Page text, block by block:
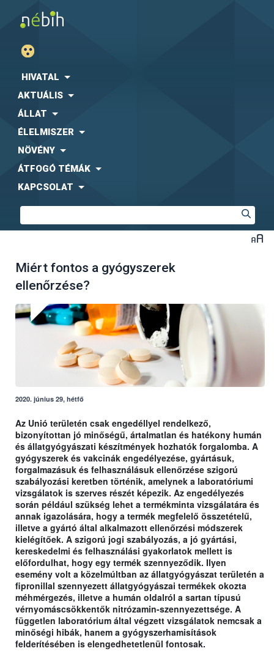
HIVATAL
AKTUÁLIS
ÁLLAT
ÉLELMISZER
NÖVÉNY
ÁTFOGÓ TÉMÁK
KAPCSOLAT
Miért fontos a gyógyszerek
ellenőrzése?
2020. június 29, hétfő
Az Unió területén csak engedéllyel rendelkező,
bizonyítottan jó minőségű, ártalmatlan és hatékony humán
és állatgyógyászati készítmények hozhatók forgalomba. A
gyógyszerek és vakcinák engedélyezése, gyártásuk,
forgalmazásuk és felhasználásuk ellenőrzése szigorú
szabályozási keretben történik, amelynek a laboratóriumi
vizsgálatok is szerves részét képezik. Az engedélyezés
során például szükség lehet a termékminta vizsgálatára és
annak igazolására, hogy a termék megfelelő összetételű,
illetve a gyártó által alkalmazott ellenőrzési módszerek
kielégítőek. A szigorú jogi szabályozás, a jó gyártási,
kereskedelmi és felhasználási gyakorlatok mellett is
előfordulhat, hogy egy termék szennyeződik. Ilyen
esemény volt a közelmúltban az állatgyógyászat területén a
fipronillal szennyezett állatgyógyászai termékek okozta
méhmérgezés, illetve a humán oldalról a sartan típusú
vérnyomáscsökkentők nitrózamin-szennyezettsége. A
független laboratórium által végzett vizsgálatok nemcsak a
minőségi hibák, hanem a gyógyszerhamisítások
felderítésében is elengedhetetlenül fontosak.